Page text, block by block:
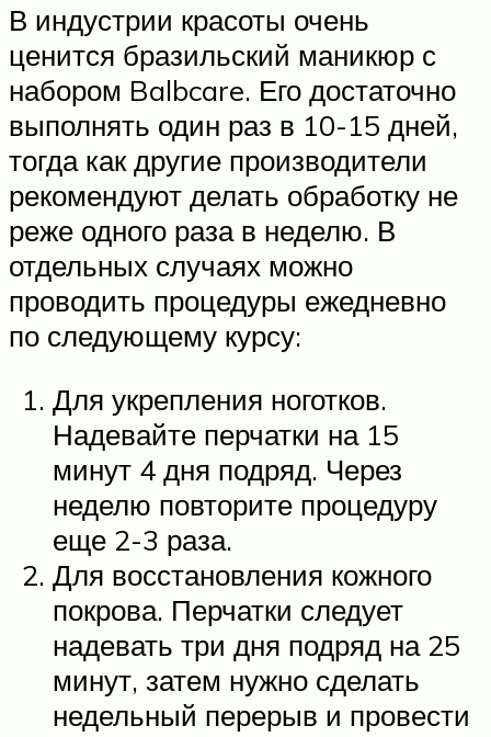
В индустрии красоты очень
ценится бразильский маникюр с
набором Balbcare. Его достаточно
выполнять один раз в 10-15 дней,
тогда как другие производители
рекомендуют делать обработку не
реже одного раза в неделю. В
отдельных случаях можно
проводить процедуры ежедневно
по следующему курсу:
Для укрепления ноготков.
Надевайте перчатки на 15
минут 4 дня подряд. Через
неделю повторите процедуру
еще 2-3 раза.
Для восстановления кожного
покрова. Перчатки следует
надевать три дня подряд на 25
минут, затем нужно сделать
недельный перерыв и провести